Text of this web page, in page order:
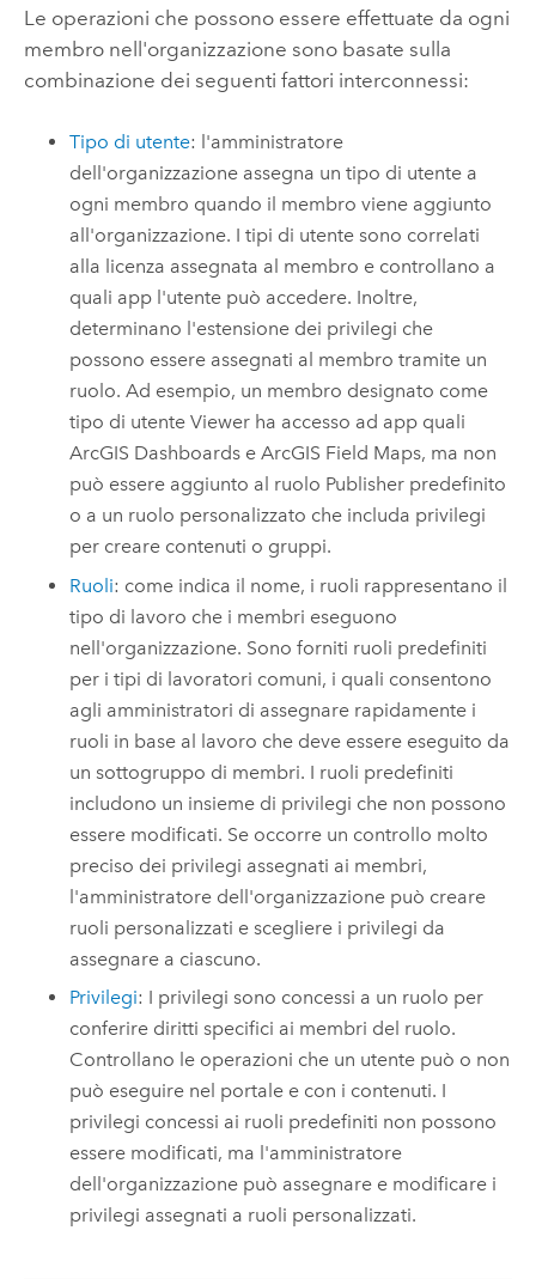
Le operazioni che possono essere effettuate da ogni
membro nell'organizzazione sono basate sulla
combinazione dei seguenti fattori interconnessi:
Tipo di utente: l'amministratore
dell'organizzazione assegna un tipo di utente a
ogni membro quando il membro viene aggiunto
all'organizzazione. I tipi di utente sono correlati
alla licenza assegnata al membro e controllano a
quali app l'utente può accedere. Inoltre,
determinano l'estensione dei privilegi che
possono essere assegnati al membro tramite un
ruolo. Ad esempio, un membro designato come
tipo di utente Viewer ha accesso ad app quali
ArcGIS Dashboards eArcGIS Field Maps, ma non
può essere aggiunto al ruolo Publisher predefinito
o a un ruolo personalizzato che includa privilegi
per creare contenuti o gruppi.
Ruoli: come indica il nome, i ruoli rappresentano il
tipo di lavoro che i membri eseguono
nell'organizzazione. Sono forniti ruoli predefiniti
per i tipi di lavoratori comuni, i quali consentono
agli amministratori di assegnare rapidamente i
ruoli in base al lavoro che deve essere eseguito da
un sottogruppo di membri. I ruoli predefiniti
includono un insieme di privilegi che non possono
essere modificati. Se occorre un controllo molto
preciso dei privilegi assegnati ai membri,
l'amministratore dell'organizzazione può creare
ruoli personalizzati e scegliere i privilegi da
assegnare a ciascuno.
Privilegi: I privilegi sono concessi a un ruolo per
conferire diritti specifici ai membri del ruolo.
Controllano le operazioni che un utente può o non
può eseguire nel portale e con i contenuti. I
privilegi concessi ai ruoli predefiniti non possono
essere modificati, ma l'amministratore
dell'organizzazione può assegnare e modificare i
privilegi assegnati a ruoli personalizzati.